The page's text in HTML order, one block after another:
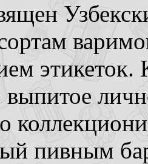
этикеток.
пивным